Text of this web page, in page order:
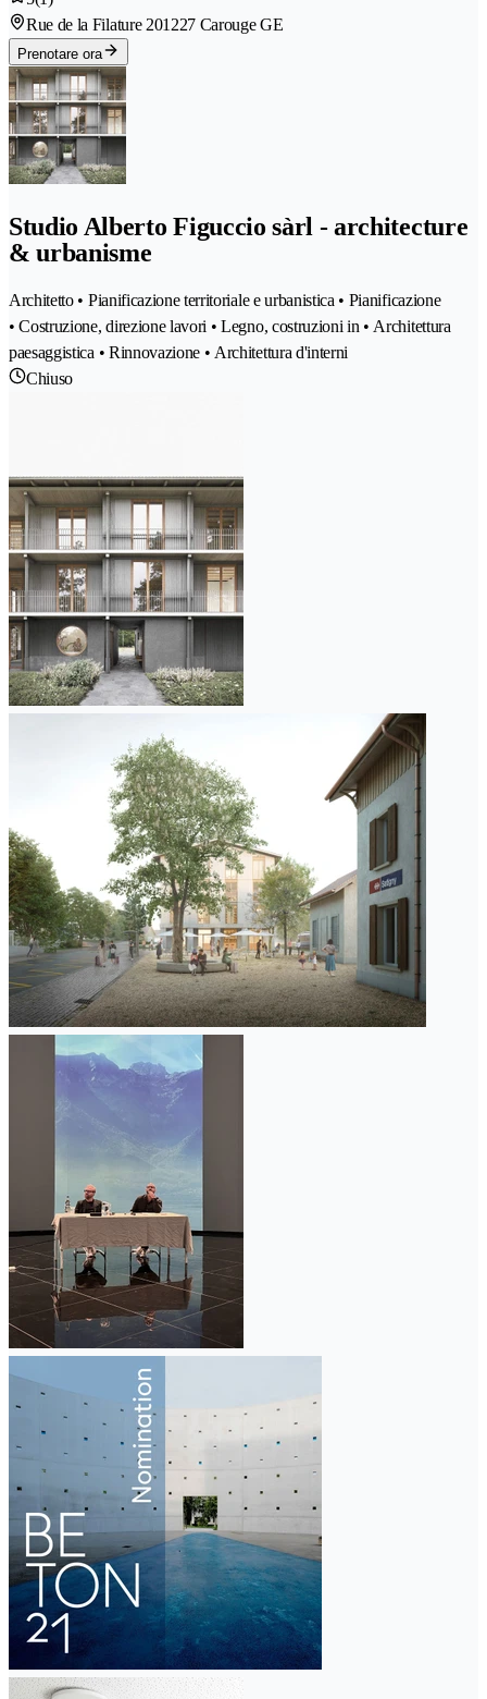
Rue de la Filature 201227 Carouge GE
Prenotare ora
Studio Alberto Figuccio sàrl - architecture
& urbanisme
Architetto • Pianificazione territoriale e urbanistica • Pianificazione
• Costruzione, direzione lavori • Legno, costruzioni in • Architettura
paesaggistica • Rinnovazione • Architettura d'interni
Chiuso